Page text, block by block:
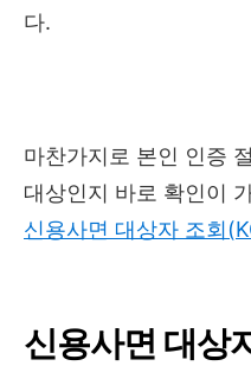
다.
마찬가지로 본인 인증
대상인지 바로 확인이
신용사면 대상자 조회
신용사면 대상